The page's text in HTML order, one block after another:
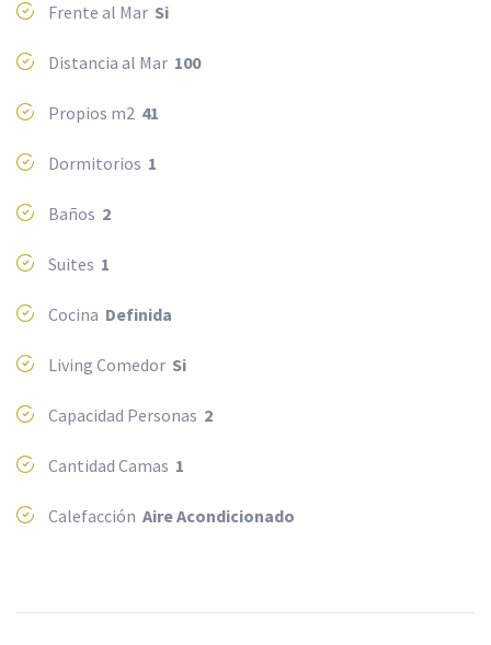
Frente al Mar Si
Distancia al Mar 100
Propios m2 41
Dormitorios 1
Baños 2
Suites 1
Cocina Definida
Living Comedor Si
Capacidad Personas 2
Cantidad Camas 1
Calefacción Aire Acondicionado